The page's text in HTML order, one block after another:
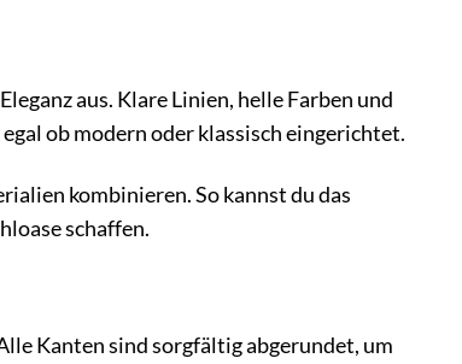
aus. Klare Linien, helle Farben und
ob modern oder klassisch eingerichtet.
kombinieren. So kannst du das
schaffen.
Kanten sind sorgfältig abgerundet, um